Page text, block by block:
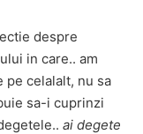
despre
in care.. am
celalalt, nu sa
sa-i cuprinzi
ai degete